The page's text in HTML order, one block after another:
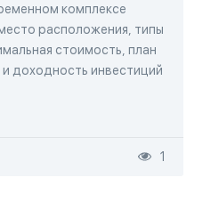
комплексе
расположения, типы
стоимость, план
доходность инвестиций
1